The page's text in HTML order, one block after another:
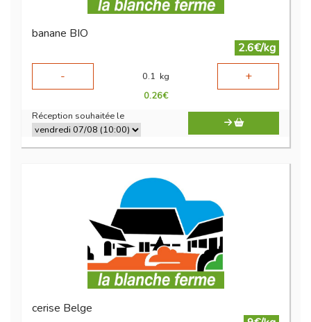
banane BIO
2.6€/kg
-
0.1 kg +
0.26€
Réception souhaitée le
cerise Belge